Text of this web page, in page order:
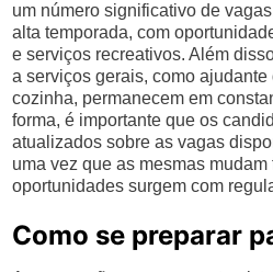
um número significativo de
alta temporada, com
e serviços recreativos. Além
a serviços gerais, como
cozinha, permanecem em
forma, é importante que os
atualizados sobre as vagas
uma vez que as mesmas
oportunidades surgem com
Como se preparar